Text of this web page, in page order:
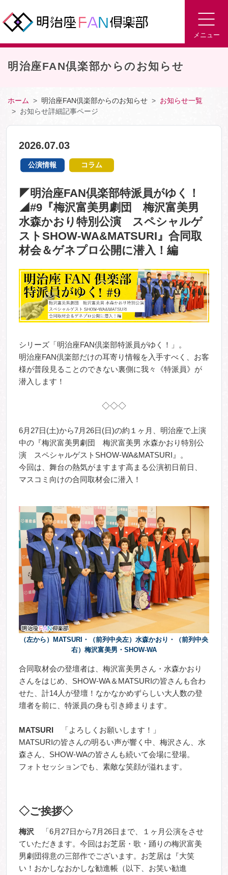
メニュー
明治座FAN倶楽部からのお知らせ
ホーム 明治座FAN倶楽部からのお知らせ
お知らせ一覧
お知らせ詳細記事ページ
2026.07.03
公演情報 コラム
◤明治座FAN倶楽部特派員がゆく！
◢#9『梅沢富美男劇団 梅沢富美男
水森かおり特別公演 スペシャルゲ
ストSHOW-WA&MATSURI』合同取
材会＆ゲネプロ公開に潜入！編
シリーズ「明治座FAN倶楽部特派員がゆく！」。
明治座FAN倶楽部だけの耳寄り情報を入手すべく、お客
様が普段見ることのできない裏側に我々《特派員》が
潜入します！
◇◇◇
6月27日(土)から7月26日(日)の約１ヶ月、明治座で上演
中の『梅沢富美男劇団 梅沢富美男 水森かおり特別公
演 スペシャルゲストSHOW-WA&MATSURI』。
今回は、舞台の熱気がますます高まる公演初日前日、
マスコミ向けの合同取材会に潜入！
（左から）MATSURI・（前列中央左）水森かおり・（前列中央
右）梅沢富美男・SHOW-WA
合同取材会の登壇者は、梅沢富美男さん・水森かおり
さんをはじめ、SHOW-WA＆MATSURIの皆さんも合わ
せた、計14人が登壇！なかなかめずらしい大人数の登
壇者を前に、特派員の身も引き締まります。
MATSURI
「よろしくお願いします！」
MATSURI の皆さんの明るい声が響く中、梅沢さん、水
森さん、SHOW-WAの皆さんも続いて会場に登場。
フォトセッションでも、 素敵な笑顔が溢れます。
◇ご挨拶◇
梅沢 「6月27日から7月26日まで、１ヶ月公演をさせ
ていただきます。今回はお芝居・歌・踊りの梅沢富美
男劇団得意の三部作でございます。お芝居は『大笑
い！おかしなおかしな勧進帳（以下、お笑い勧進